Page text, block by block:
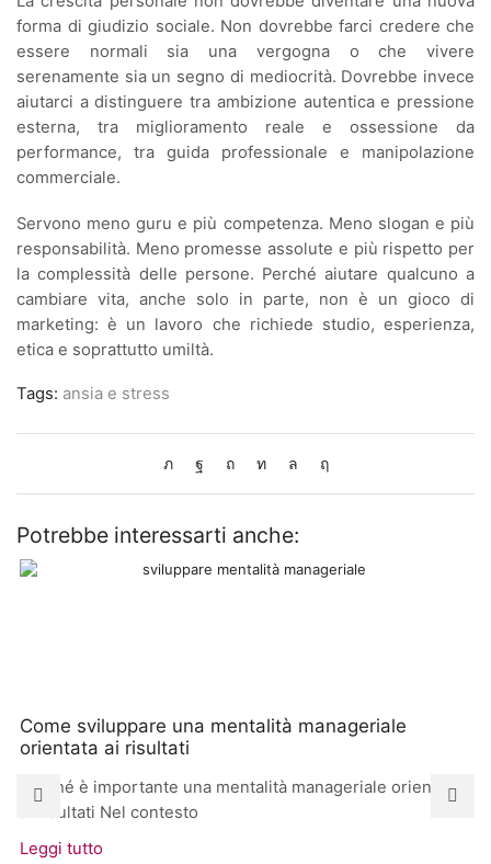
forma di giudizio sociale. Non dovrebbe farci credere che
essere normali sia una vergogna o che vivere
serenamente sia un segno di mediocrità. Dovrebbe invece
aiutarci a distinguere tra ambizione autentica e pressione
esterna, tra miglioramento reale e ossessione da
performance, tra guida professionale e manipolazione
commerciale.
Servono meno guru e più competenza. Meno slogan e più
responsabilità. Meno promesse assolute e più rispetto per
la complessità delle persone. Perché aiutare qualcuno a
cambiare vita, anche solo in parte, non è un gioco di
marketing: è un lavoro che richiede studio, esperienza,
etica e soprattutto umiltà.
Tags: ansia e stress
Potrebbe interessarti anche:
Come sviluppare una mentalità manageriale
orientata ai risultati
Perché è importante una mentalità manageriale orientata
ai risultati Nel contesto
Leggi tutto